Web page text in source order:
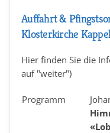
Auffahrt &
Klosterkirche Kappel
Hier finden Sie die
auf "weiter")
Programm